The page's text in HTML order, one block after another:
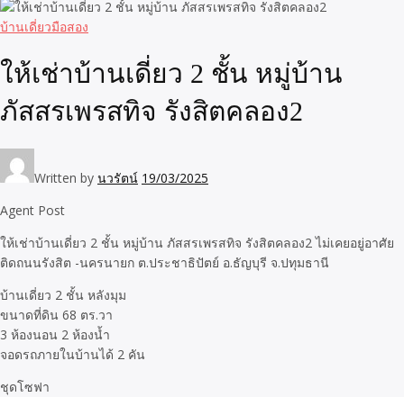
บ้านเดี่ยวมือสอง
ให้เช่าบ้านเดี่ยว 2 ชั้น หมู่บ้าน
ภัสสรเพรสทิจ รังสิตคลอง2
Written by นวรัตน์ 19/03/2025
Agent Post
ให้เช่าบ้านเดี่ยว 2 ชั้น หมู่บ้าน ภัสสรเพรสทิจ รังสิตคลอง2 ไม่เคยอยู่อาศัย
ติดถนนรังสิต -นครนายก ต.ประชาธิปัตย์ อ.ธัญบุรี จ.ปทุมธานี
บ้านเดี่ยว 2 ชั้น หลังมุม
ขนาดที่ดิน 68 ตร.วา
3 ห้องนอน 2 ห้องน้ำ
จอดรถภายในบ้านได้ 2 คัน
ชุดโซฟา